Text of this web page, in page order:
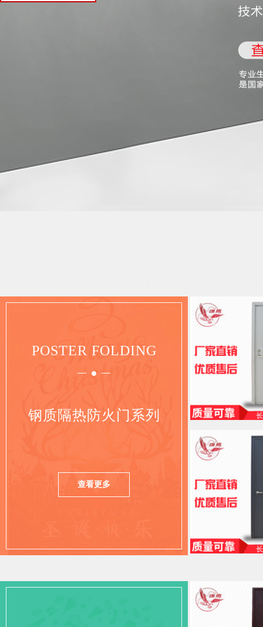
POSTER FOLDING
钢质隔热防火门系列
查看更多